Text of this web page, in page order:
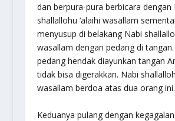
dan berpura-pura berbicara dengan
shallallohu ‘alaihi wasallam
menyusup di belakang Nabi
wasallam dengan pedang di
pedang hendak diayunkan tangan
tidak bisa digerakkan. Nabi
wasallam berdoa atas dua orang ini.
Keduanya pulang dengan